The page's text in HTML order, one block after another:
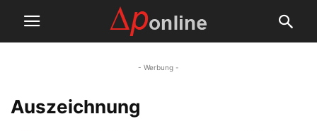
- Werbung -
Auszeichnung